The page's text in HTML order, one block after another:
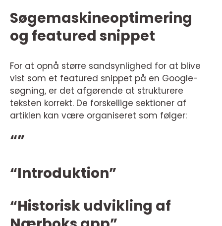
Søgemaskineoptimering
og featured snippet
For at opnå større sandsynlighed for at blive
vist som et featured snippet på en Google-
søgning, er det afgørende at strukturere
teksten korrekt. De forskellige sektioner af
artiklen kan være organiseret som følger:
“”
“Introduktion”
“Historisk udvikling af